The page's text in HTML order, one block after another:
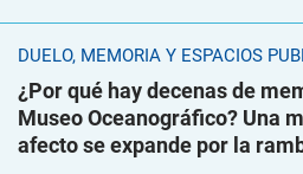
DUELO, MEMORIA Y ESPACIOS
¿Por qué hay decenas de
Museo Oceanográfico? Una
afecto se expande por la